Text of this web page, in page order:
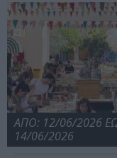
ΑΠΟ: 12/06/2026
14/06/2026